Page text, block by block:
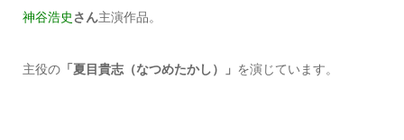
神谷浩史 さん主演作品。
主役の「夏目貴志（なつめたかし）」 を演じています。